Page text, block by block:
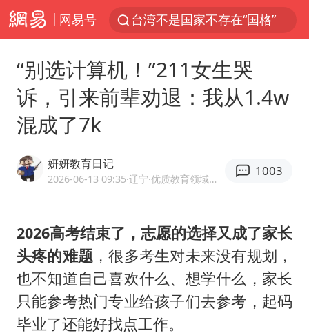
网易号
台湾不是国家不存在“国格”
百花奖完整获奖名单公布
哥伦比亚强震已致超20人死亡
广岛长崎的昨天未必不会是日本的明天
国内发现多起“Sorry”勒索病毒攻击
易烊千玺金鸡百花双料影帝
中方：奉劝美方解除对古巴制裁封锁
“别选计算机！”211女生哭
诉，引来前辈劝退：我从1.4w
混成了7k
妍妍教育日记
2026-06-13 09:35·辽宁 ·优质教育领域创作者
1003
2026高考结束了，志愿的选择又成了家长
头疼的难题 ，很多考生对未来没有规划，
也不知道自己喜欢什么、想学什么，家长
只能参考热门专业给孩子们去参考，起码
毕业了还能好找点工作。